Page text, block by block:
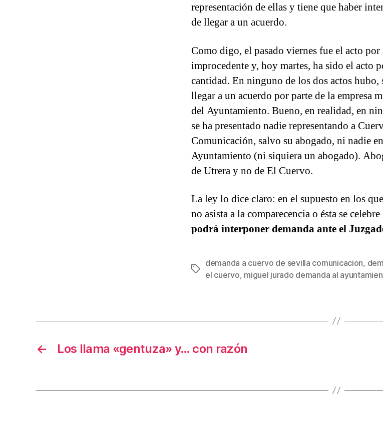
representación de ellas y tiene que haber
de llegar a un acuerdo.
Como digo, el pasado viernes fue el acto por
improcedente y, hoy martes, ha sido el acto
cantidad. En ninguno de los dos actos
llegar a un acuerdo por parte de la empresa
del Ayuntamiento. Bueno, en realidad, en
se ha presentado nadie representando a
Comunicación, salvo su abogado, ni nadie
Ayuntamiento (ni siquiera un abogado).
de Utrera y no de El Cuervo.
La ley lo dice claro: en el supuesto en los
no asista a la comparecencia o ésta se
podrá interponer demanda ante el
Etiquetas
demanda a cuervo de sevilla comunicacion,
el cuervo, miguel jurado demanda al
← Los llama «gentuza» y… con razón